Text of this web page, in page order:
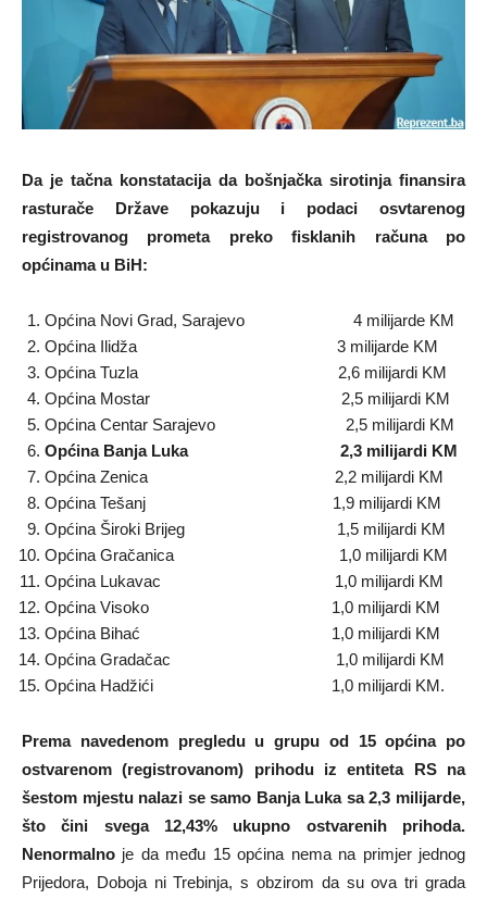
Da je tačna konstatacija da bošnjačka sirotinja finansira
rasturače Države pokazuju i podaci osvtarenog
registrovanog prometa preko fisklanih računa po
općinama u BiH:
Općina Novi Grad, Sarajevo 4 milijarde KM
Općina Ilidža 3 milijarde KM
Općina Tuzla 2,6 milijardi KM
Općina Mostar 2,5 milijardi KM
Općina Centar Sarajevo 2,5 milijardi KM
Općina Banja Luka 2,3 milijardi KM
Općina Zenica 2,2 milijardi KM
Općina Tešanj 1,9 milijardi KM
Općina Široki Brijeg 1,5 milijardi KM
Općina Gračanica 1,0 milijardi KM
Općina Lukavac 1,0 milijardi KM
Općina Visoko 1,0 milijardi KM
Općina Bihać 1,0 milijardi KM
Općina Gradačac 1,0 milijardi KM
Općina Hadžići 1,0 milijardi KM.
Prema navedenom pregledu u grupu od 15 općina po
ostvarenom (registrovanom) prihodu iz entiteta RS na
šestom mjestu nalazi se samo Banja Luka sa 2,3 milijarde,
što čini svega 12,43% ukupno ostvarenih prihoda.
Nenormalno je da među 15 općina nema na primjer jednog
Prijedora, Doboja ni Trebinja, s obzirom da su ova tri grada